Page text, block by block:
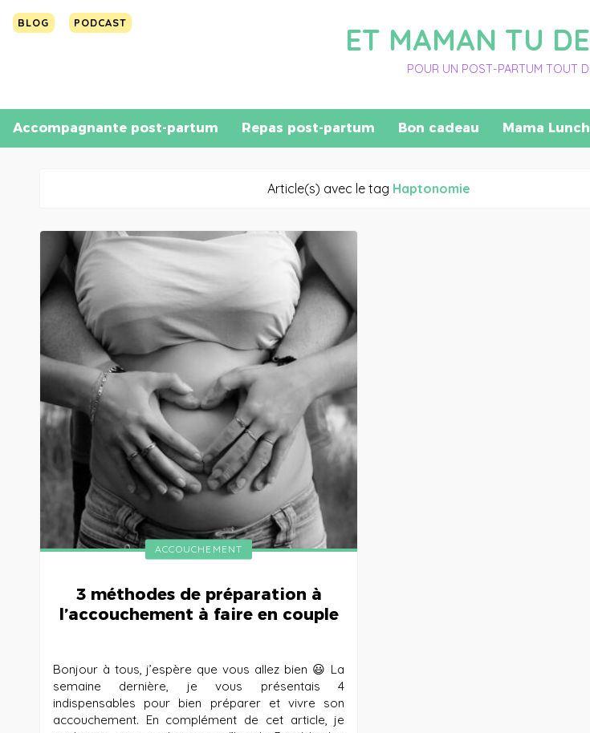
ET MAMAN TU
POUR UN POST-PARTUM TOUT
Accompagnante post-partum Repas post-partum Bon cadeau Mama Lunch
BLOG PODCAST
Article(s) avec le tag Haptonomie
ACCOUCHEMENT
3 méthodes de préparation à
l’accouchement à faire en couple
Bonjour à tous, j’espère que vous allez bien 😃 La
semaine dernière, je vous présentais 4
indispensables pour bien préparer et vivre son
accouchement. En complément de cet article, je